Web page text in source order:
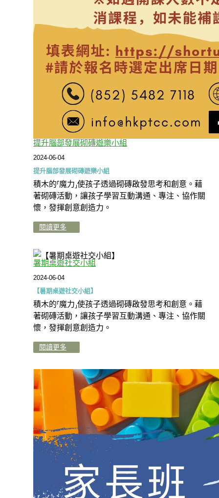
提升腦部發展砌磚遊樂小組
2024-06-04
提升腦部發展砌磚遊樂小組
積木的⸢魔力⸥使孩子透過砌磚啟發思考和創意。藉
著砌磚活動，讓孩子學習互動溝通、專注、協作關
懷，發揮創意創造力。
閱讀更多
暑期桌遊社交小組
2024-06-04
【暑期桌遊社交小組】
積木的⸢魔力⸥使孩子透過砌磚啟發思考和創意。藉
著砌磚活動，讓孩子學習互動溝通、專注、協作關
懷，發揮創意創造力。
閱讀更多